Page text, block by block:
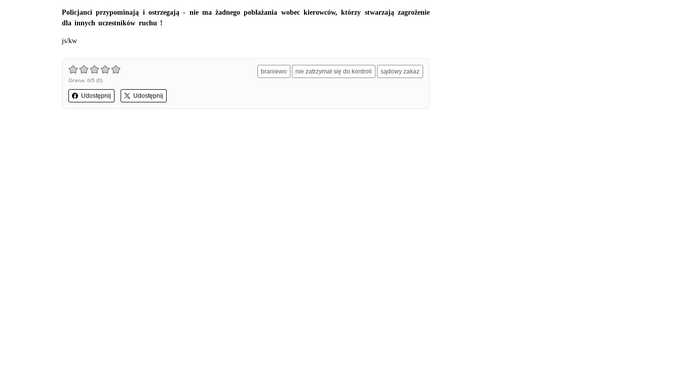
Policjanci przypominają i ostrzegają - nie ma żadnego pobłażania wobec kierowców, którzy stwarzają zagrożenie
dla innych uczestników ruchu !
​js/kw
Ocena: 0/5 (0)
Udostępnij Udostępnij
braniewo nie zatrzymał się do kontroli sądowy zakaz